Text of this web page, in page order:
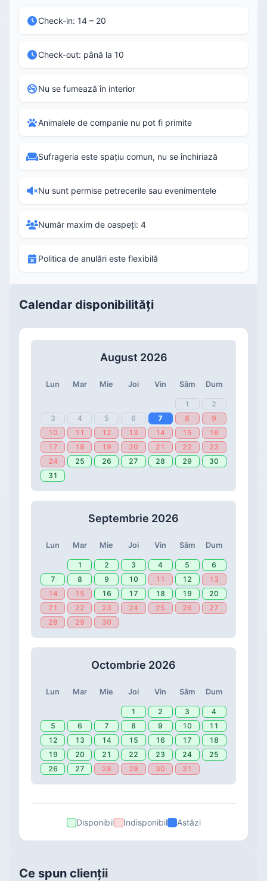
Check-in: 14 – 20
Check-out: până la 10
Nu se fumează în interior
Animalele de companie nu pot fi primite
Sufrageria este spațiu comun, nu se închiriază
Nu sunt permise petrecerile sau evenimentele
Număr maxim de oaspeți: 4
Politica de anulări este flexibilă
Calendar disponibilități
August 2026
Lun Mar Mie Joi Vin Sâm Dum
1
2
3
4 5 6 7 8
9
10
11 12 13 14 15
16
17
18 19 20 21 22
23
24
25 26 27 28 29
30
31
Septembrie 2026
Lun Mar Mie Joi Vin Sâm Dum
1 2 3 4 5
6
7
8 9 10 11 12
13
14
15 16 17 18 19
20
21
22 23 24 25 26
27
28
29 30
Octombrie 2026
Lun Mar Mie Joi Vin Sâm Dum
1 2 3
4
5
6 7 8 9 10
11
12
13 14 15 16 17
18
19
20 21 22 23 24
25
26
27 28 29 30 31
Disponibil Indisponibil Astăzi
Ce spun clienții